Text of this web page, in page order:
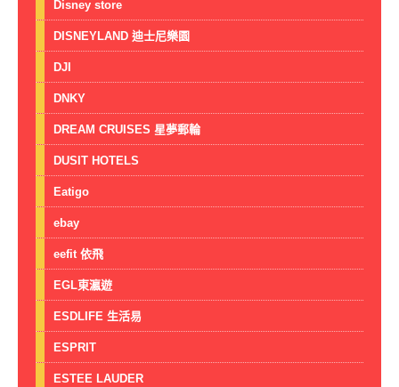
Disney store
DISNEYLAND 迪士尼樂園
DJI
DNKY
DREAM CRUISES 星夢郵輪
DUSIT HOTELS
Eatigo
ebay
eefit 依飛
EGL東瀛遊
ESDLIFE 生活易
ESPRIT
ESTEE LAUDER